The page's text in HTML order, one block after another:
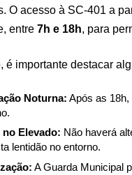
O acesso à SC-401 a
entre 7h e 18h, para
, é importante destacar
Noturna: Após as
no Elevado: Não haverá
lentidão no entorno.
A Guarda Municipal